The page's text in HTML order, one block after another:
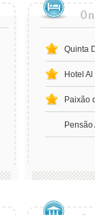
Quinta
Hotel Al
Paixão
Pensão